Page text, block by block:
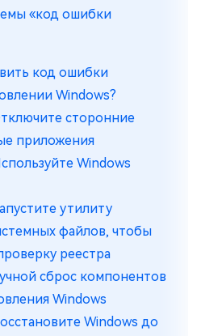
«код ошибки
код ошибки
Windows?
сторонние
приложения
Windows
утилиту
файлов, чтобы
реестра
сброс компонентов
Windows
Windows до